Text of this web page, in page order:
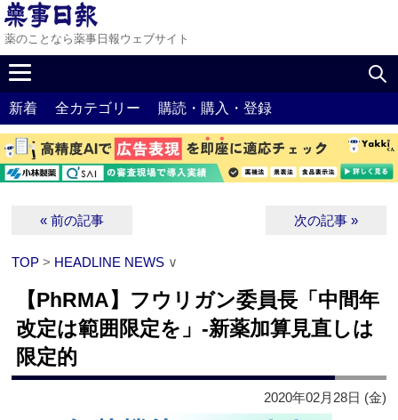
薬のことなら薬事日報ウェブサイト
新着 全カテゴリー 購読・購入・登録
« 前の記事 次の記事 »
TOP > HEADLINE NEWS ∨
【PhRMA】フウリガン委員長「中間年
改定は範囲限定を」‐新薬加算見直しは
限定的
2020年02月28日 (金)